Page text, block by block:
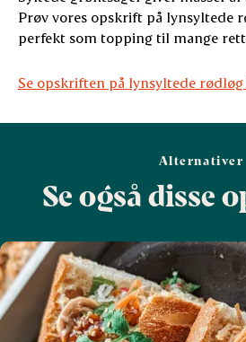
Prøv vores opskrift på lynsyltede
perfekt som topping til mange
Se opskriften på lynsyltede
Alternativer
Se også disse